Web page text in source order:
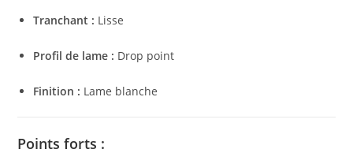
Tranchant : Lisse
Profil de lame : Drop point
Finition : Lame blanche
Points forts :